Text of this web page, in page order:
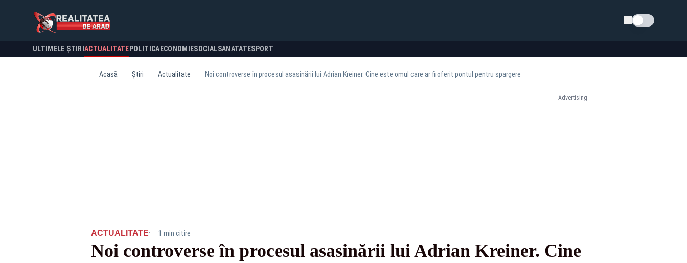
Schimba tema
ULTIMELE ȘTIRI ACTUALITATE POLITICA ECONOMIESOCIALSANATATESPORT
Acasă Știri Actualitate Noi controverse în procesul asasinării lui Adrian Kreiner. Cine este omul care ar fi oferit pontul pentru spargere
Advertising
ACTUALITATE· 1 min citire
Noi controverse în procesul asasinării lui Adrian Kreiner. Cine